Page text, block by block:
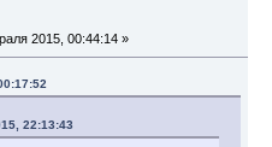
2015, 00:44:14 »
22:13:43